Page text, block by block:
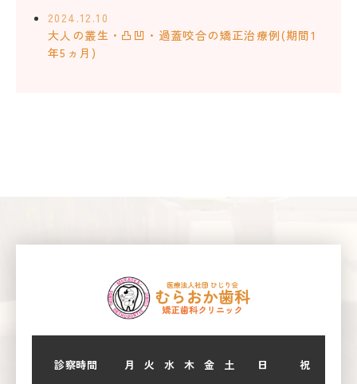
2024.12.10
大人の叢生・凸凹・過蓋咬合の矯正治療例(期間1
年5ヵ月)
診察時間 月 火 水 木 金 土 日 祝